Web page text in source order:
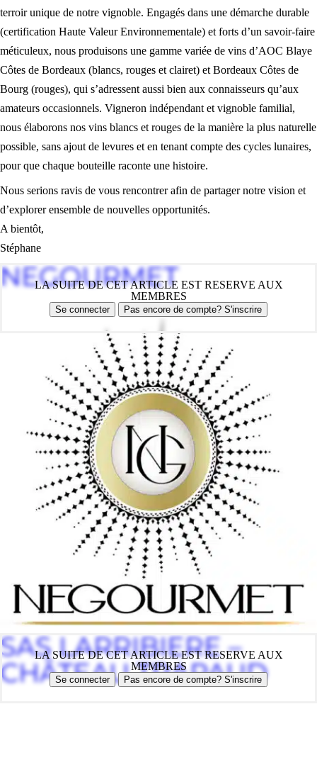
terroir unique de notre vignoble. Engagés dans une démarche durable
(certification Haute Valeur Environnementale) et forts d’un savoir-faire
méticuleux, nous produisons une gamme variée de vins d’AOC Blaye
Côtes de Bordeaux (blancs, rouges et clairet) et Bordeaux Côtes de
Bourg (rouges), qui s’adressent aussi bien aux connaisseurs qu’aux
amateurs occasionnels. Vigneron indépendant et vignoble familial,
nous élaborons nos vins blancs et rouges de la manière la plus naturelle
possible, sans ajout de levures et en tenant compte des cycles lunaires,
pour que chaque bouteille raconte une histoire.
Nous serions ravis de vous rencontrer afin de partager notre vision et
d’explorer ensemble de nouvelles opportunités.
A bientôt,
Stéphane
LA SUITE DE CET ARTICLE EST RESERVE AUX
MEMBRES
Se connecter Pas encore de compte? S'inscrire
NEGOURMET
LA SUITE DE CET ARTICLE EST RESERVE AUX
MEMBRES
Se connecter Pas encore de compte? S'inscrire
SAS LARRIBIERE –
CHÂTEAU TRAPAUD